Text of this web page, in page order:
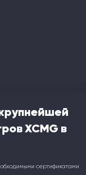
XCMG в
сертификатами